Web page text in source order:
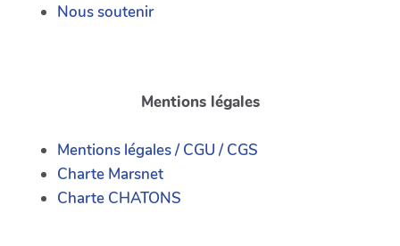
Nous soutenir
Mentions légales
Mentions légales / CGU / CGS
Charte Marsnet
Charte CHATONS